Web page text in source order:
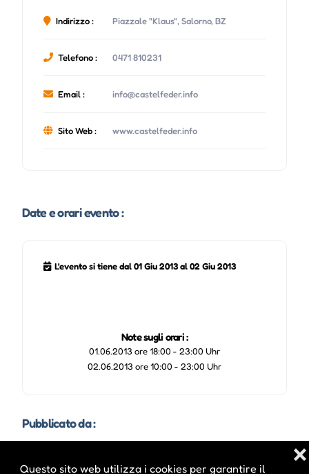
Questo sito web utilizza i cookies per garantire il
❌
Indirizzo : Piazzale "Klaus", Salorno, BZ
Telefono : 0471 810231
Email : info@castelfeder.info
Sito Web : www.castelfeder.info
Date e orari evento :
L'evento si tiene dal 01 Giu 2013 al 02 Giu 2013
Note sugli orari :
01.06.2013 ore 18:00 - 23:00 Uhr
02.06.2013 ore 10:00 - 23:00 Uhr
Pubblicato da :